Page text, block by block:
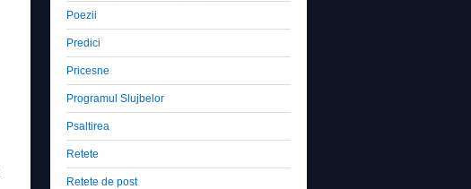
Poezii
Predici
Pricesne
Programul Slujbelor
Psaltirea
Retete
Retete de post